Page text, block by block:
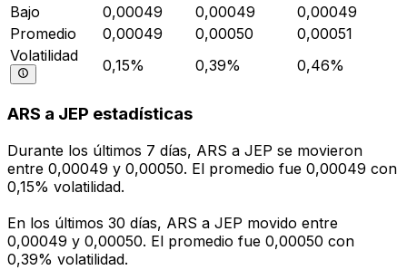
Bajo
0,00049 0,00049
0,00049
Promedio
0,00049 0,00050
0,00051
Volatilidad
0,15% 0,39% 0,46%
ARS a JEP estadísticas
Durante los últimos 7 días, ARS a JEP se movieron
entre 0,00049 y 0,00050. El promedio fue 0,00049 con
0,15% volatilidad.
En los últimos 30 días, ARS a JEP movido entre
0,00049 y 0,00050. El promedio fue 0,00050 con
0,39% volatilidad.